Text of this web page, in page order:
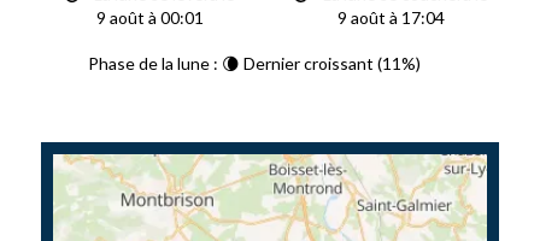
9 août à 00:01
9 août à 17:04
Phase de la lune : 🌘 Dernier croissant (11%)